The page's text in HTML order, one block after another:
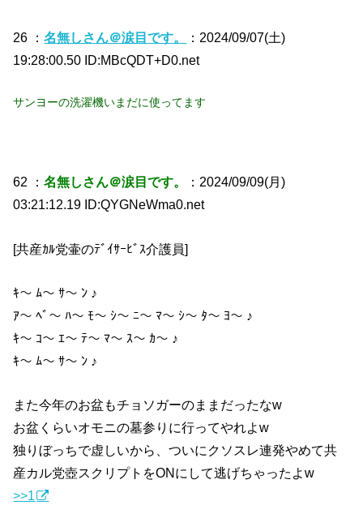
26 ：名無しさん＠涙目です。
：2024/09/07(土)
19:28:00.50 ID:MBcQDT+D0.net
サンヨーの洗濯機いまだに使ってます
62 ：名無しさん＠涙目です。
：2024/09/09(月)
03:21:12.19 ID:QYGNeWma0.net
[共産ｶﾙ党壷のﾃﾞｲｻｰﾋﾞｽ介護員]
ｷ〜 ﾑ〜 ｻ〜 ﾝ ♪
ｱ〜 ﾍﾞ〜 ﾊ〜 ﾓ〜 ｼ〜 ﾆ〜 ﾏ〜 ｼ〜 ﾀ〜 ﾖ〜 ♪
ｷ〜 ｺ〜 ｴ〜 ﾃ〜 ﾏ〜 ｽ〜 ｶ〜 ♪
ｷ〜 ﾑ〜 ｻ〜 ﾝ ♪
また今年のお盆もチョソガーのままだったなw
お盆くらいオモニの墓参りに行ってやれよw
独りぼっちで虚しいから、ついにクソスレ連発やめて共
産カル党壺スクリプトをONにして逃げちゃったよw
>>1